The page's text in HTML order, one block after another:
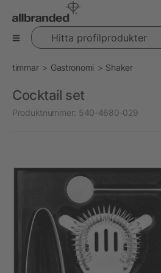
Hitta profilprodukter
timmar Gastronomi Shaker
Cocktail set
Produktnummer: 540-4680-029